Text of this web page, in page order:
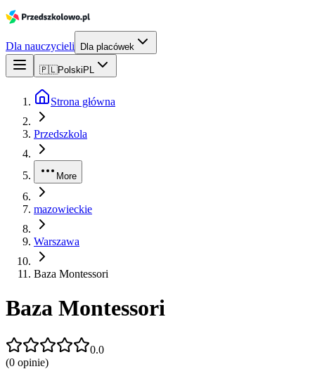
Dla nauczycieli Dla placówek
🇵🇱Polski PL
Strona główna
Przedszkola
More
mazowieckie
Warszawa
Baza Montessori
Baza Montessori
0.0
(0 opinie)